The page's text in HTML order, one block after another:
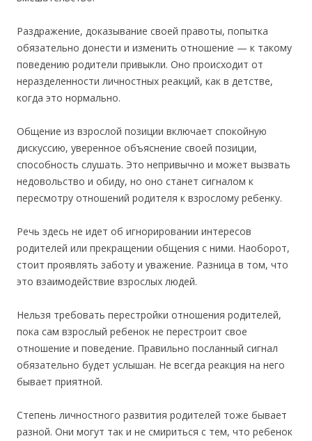
Раздражение, доказывание своей правоты, попытка
обязательно донести и изменить отношение — к такому
поведению родители привыкли. Оно происходит от
неразделенности личностных реакций, как в детстве,
когда это нормально.
Общение из взрослой позиции включает спокойную
дискуссию, уверенное объяснение своей позиции,
способность слушать. Это непривычно и может вызвать
недовольство и обиду, но оно станет сигналом к
пересмотру отношений родителя к взрослому ребенку.
Речь здесь не идет об игнорировании интересов
родителей или прекращении общения с ними. Наоборот,
стоит проявлять заботу и уважение. Разница в том, что
это взаимодействие взрослых людей.
Нельзя требовать перестройки отношения родителей,
пока сам взрослый ребенок не перестроит свое
отношение и поведение. Правильно посланный сигнал
обязательно будет услышан. Не всегда реакция на него
бывает приятной.
Степень личностного развития родителей тоже бывает
разной. Они могут так и не смириться с тем, что ребенок